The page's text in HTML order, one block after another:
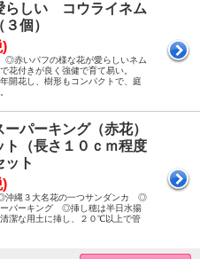
らしい コウライネム
個）
)
◎赤いパフの様な花が愛らしいネム
で花付きが良く強健で育て易い。
開花し、樹形もコンパクトで、庭
パーキング（赤花）
ト（長さ１０ｃｍ程度
ット
)
沖縄３大名花の一つサンダンカ ◎
ーパーキング ◎挿し穂は半日水揚
潔な用土に挿し、２０℃以上で管